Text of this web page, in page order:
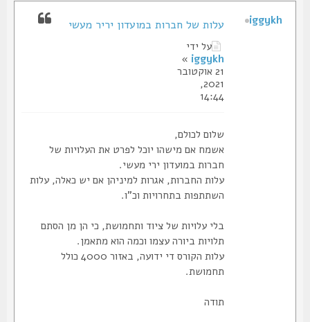
עלות של חברות במועדון יריר מעשי
על ידי
iggykh
»
21 אוקטובר
2021,
14:44
שלום לכולם,
אשמח אם מישהו יוכל לפרט את העלויות של
חברות במועדון ירי מעשי.
עלות החברות, אגרות למיניהן אם יש כאלה, עלות
השתתפות בתחרויות וכ"ו.
בלי עלויות של ציוד ותחמושת, כי הן מן הסתם
תלויות ביורה עצמו וכמה הוא מתאמן.
עלות הקורס די ידועה, באזור 4000 כולל
תחמושת.
iggykh